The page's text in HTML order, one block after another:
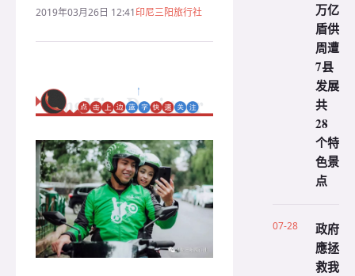
2019年03月26日 12:41印尼三阳旅行社
万亿
盾供
周遭
7县
发展
共
28
个特
色景
点
07-28
政府
應拯
救我